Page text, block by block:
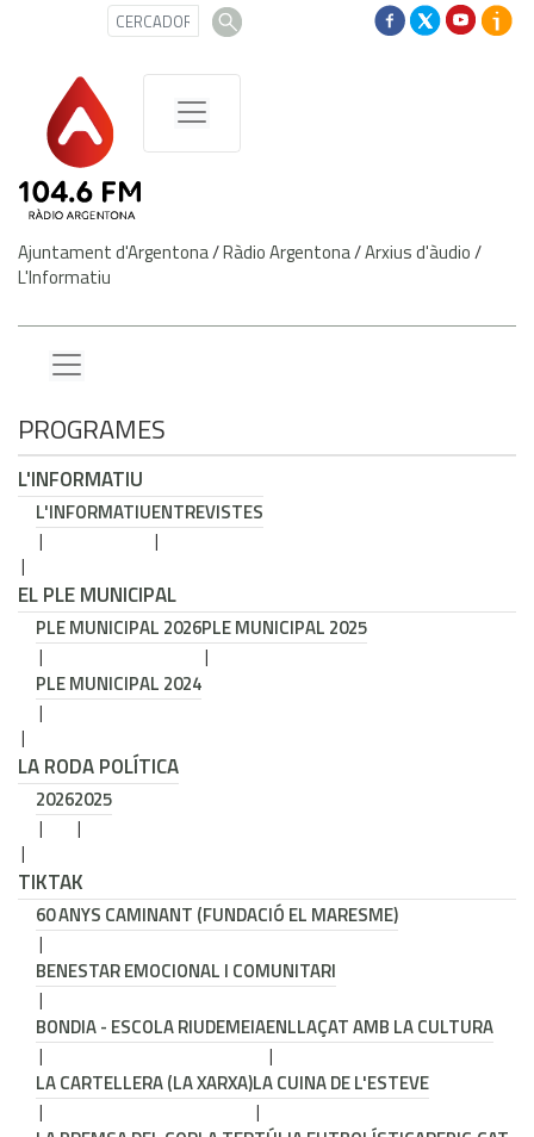
Ajuntament d'Argentona/Ràdio Argentona/Arxius d'àudio/
L'Informatiu
PROGRAMES
L'INFORMATIU
L'INFORMATIUENTREVISTES
EL PLE MUNICIPAL
PLE MUNICIPAL 2026PLE MUNICIPAL 2025
PLE MUNICIPAL 2024
LA RODA POLÍTICA
20262025
TIKTAK
60 ANYS CAMINANT (FUNDACIÓ EL MARESME)
BENESTAR EMOCIONAL I COMUNITARI
BONDIA - ESCOLA RIUDEMEIAENLLAÇAT AMB LA CULTURA
LA CARTELLERA (LA XARXA)LA CUINA DE L'ESTEVE